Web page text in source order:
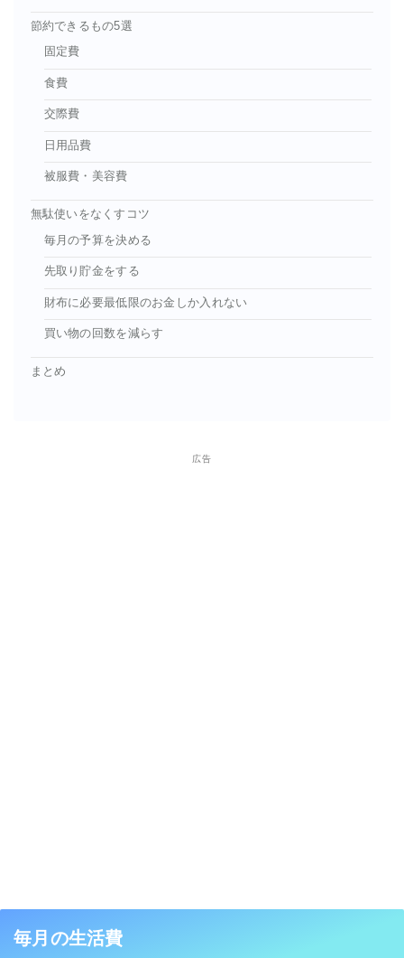
節約できるもの5選
固定費
食費
交際費
日用品費
被服費・美容費
無駄使いをなくすコツ
毎月の予算を決める
先取り貯金をする
財布に必要最低限のお金しか入れない
買い物の回数を減らす
まとめ
広告
毎月の生活費